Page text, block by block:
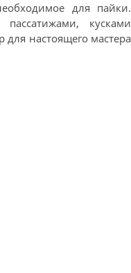
для пайки.
кусками
для настоящего мастера